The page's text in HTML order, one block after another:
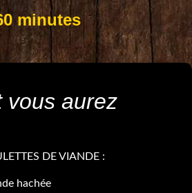
minutes
vous aurez
DE VIANDE :
hachée